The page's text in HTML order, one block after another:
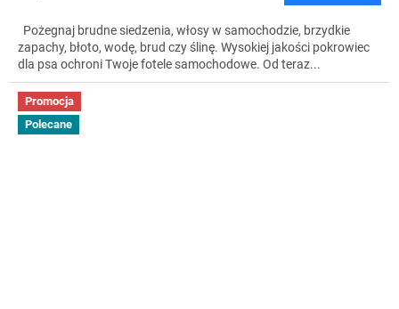
Pożegnaj brudne siedzenia, włosy w samochodzie, brzydkie
zapachy, błoto, wodę, brud czy ślinę. Wysokiej jakości pokrowiec
dla psa ochroni Twoje fotele samochodowe. Od teraz...
Promocja
Polecane